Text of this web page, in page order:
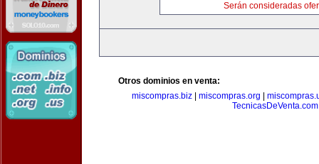
Serán consideradas
Otros dominios en venta:
miscompras.biz| miscompras.org
TecnicasDeVenta.com